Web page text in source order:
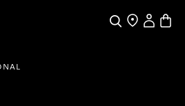
SucheHändlersuche